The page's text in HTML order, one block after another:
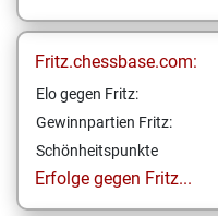
Fritz.chessbase.com:
Elo gegen Fritz:
Gewinnpartien Fritz:
Schönheitspunkte
Erfolge gegen Fritz...